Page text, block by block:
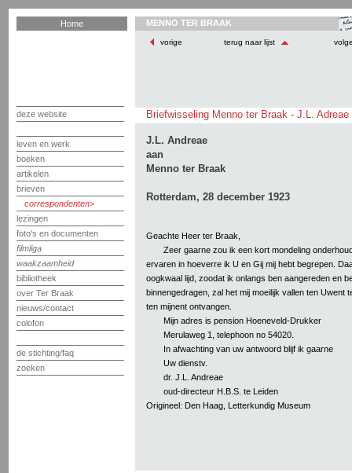
Home
deze website
leven en werk
boeken
artikelen
brieven
correspondenten
lezingen
foto's en documenten
filmliga
waakzaamheid
bibliotheek
over Ter Braak
nieuws/contact
colofon
de stichting/faq
zoeken
MENNO TER BRAAK
vorige terug naar lijst
Briefwisseling Menno ter Braak - J.L. Adreae
J.L. Andreae
aan
Menno ter Braak
Rotterdam, 28 december 1923
Geachte Heer ter Braak,
Zeer gaarne zou ik een kort mondeling
ervaren in hoeverre ik U en Gij mij hebt begrepen.
oogkwaal lijd, zoodat ik onlangs ben aangereden en
binnengedragen, zal het mij moeilijk vallen ten Uwent
ten mijnent ontvangen.
Mijn adres is pension Hoeneveld-Drukker
Merulaweg 1, telephoon no 54020.
In afwachting van uw antwoord blijf ik gaarne
Uw dienstv.
dr. J.L. Andreae
oud-directeur H.B.S. te Leiden
Origineel: Den Haag, Letterkundig Museum